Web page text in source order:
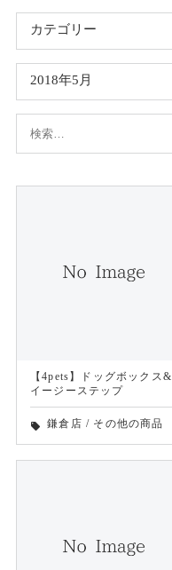
カテゴリー
2018年5月
【4pets】ドッグボックス&
イージーステップ
local_offer 鎌倉店 / その他の商品